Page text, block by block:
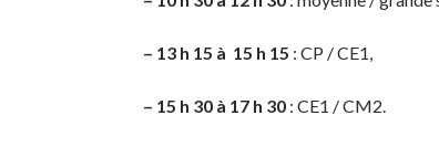
– 13 h 15 à 15 h 15 : CP / CE1,
– 15 h 30 à 17 h 30 : CE1 / CM2.